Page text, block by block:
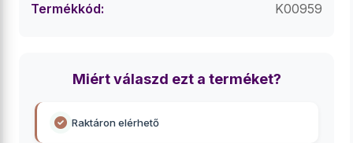
Termékkód: K00959
Miért válaszd ezt a terméket?
Raktáron elérhető